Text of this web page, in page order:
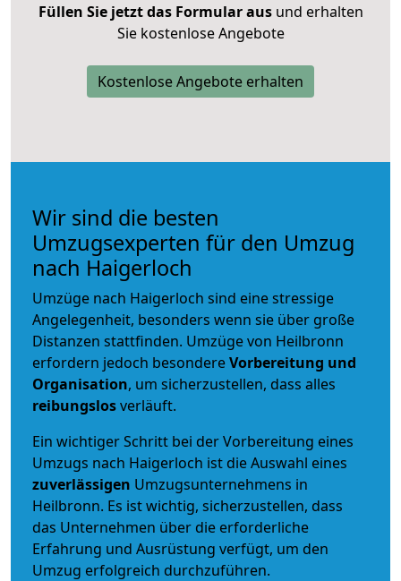
Füllen Sie jetzt das Formular ausund erhalten
Sie kostenlose Angebote
Kostenlose Angebote erhalten
Wir sind die besten
Umzugsexperten für den Umzug
nach Haigerloch
Umzüge nach Haigerloch sind eine stressige
Angelegenheit, besonders wenn sie über große
Distanzen stattfinden. Umzüge von Heilbronn
erfordern jedoch besondereVorbereitung und
Organisation, um sicherzustellen, dass alles
reibungslosverläuft.
Ein wichtiger Schritt bei der Vorbereitung eines
Umzugs nach Haigerloch ist die Auswahl eines
zuverlässigen Umzugsunternehmens in
Heilbronn. Es ist wichtig, sicherzustellen, dass
das Unternehmen über die erforderliche
Erfahrung und Ausrüstung verfügt, um den
Umzug erfolgreich durchzuführen.